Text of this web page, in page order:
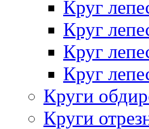
Круг
Круг
Круг
Круг
Круги
Круги